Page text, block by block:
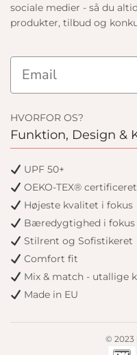
sociale medier - så du
produkter, tilbud og
HVORFOR OS?
Funktion, Design &
UPF 50+
OEKO-TEX®
Højeste kvalitet i fokus
Bæredygtighed i fokus
Stilrent og Sofistikeret
Comfort fit
Mix & match - utallige
Made in EU
© 2023